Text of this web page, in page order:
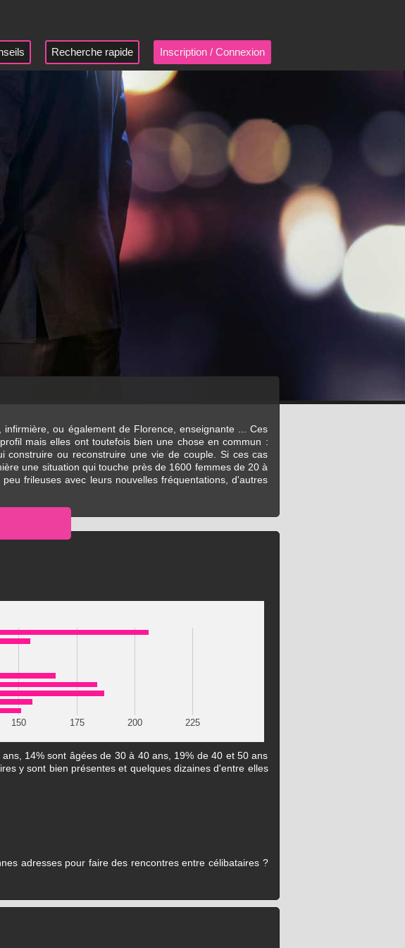
Inscription / Connexion
Recherche rapide
ou également de Florence, enseignante ... Ces
mais elles ont toutefois bien une chose en commun :
construire ou reconstruire une vie de couple. Si ces cas
une situation qui touche près de 1600 femmes de 20 à
frileuses avec leurs nouvelles fréquentations, d'autres
150 175 200 225
14% sont âgées de 30 à 40 ans, 19% de 40 et 50 ans
y sont bien présentes et quelques dizaines d'entre elles
adresses pour faire des rencontres entre célibataires ?